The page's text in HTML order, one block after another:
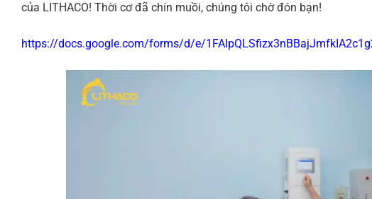
của LITHACO! Thời cơ đã chín muồi, chúng tôi chờ đón bạn!
https://docs.google.com/forms/d/e/